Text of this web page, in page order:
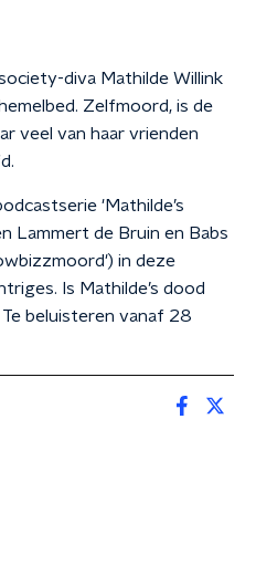
diva Mathilde Willink
Zelfmoord, is de
veel van haar vrienden
'Mathilde’s
Lammert de Bruin en Babs
in deze
Is Mathilde’s dood
beluisteren vanaf 28